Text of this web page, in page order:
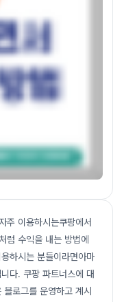
주 이용하시는쿠팡에서
럼 수익을 내는 방법에
하시는 분들이라면아마
다. 쿠팡 파트너스에 대
로그를 운영하고 계시